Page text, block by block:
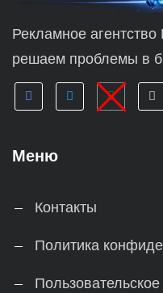
Рекламное
решаем проблемы в
Меню
Контакты
Политика